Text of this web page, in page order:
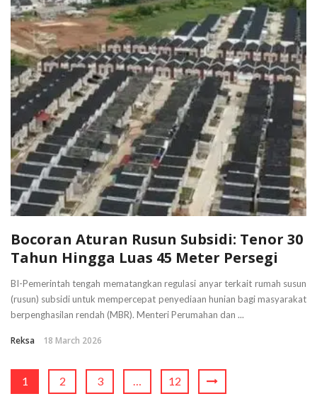
Bocoran Aturan Rusun Subsidi: Tenor 30
Tahun Hingga Luas 45 Meter Persegi
BI-Pemerintah tengah mematangkan regulasi anyar terkait rumah susun
(rusun) subsidi untuk mempercepat penyediaan hunian bagi masyarakat
berpenghasilan rendah (MBR). Menteri Perumahan dan ...
Reksa 18 March 2026
1 2 3 … 12